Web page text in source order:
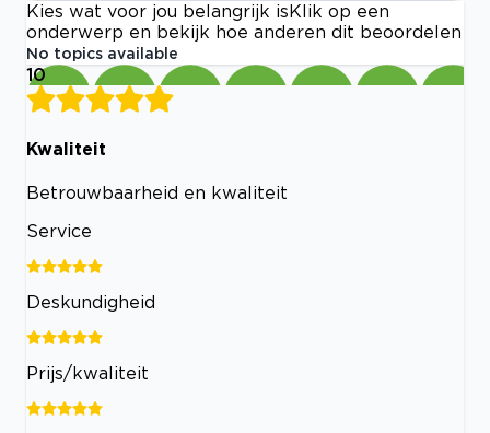
Kies wat voor jou belangrijk is Klik op een
onderwerp en bekijk hoe anderen dit beoordelen
No topics available
10
Kwaliteit
Betrouwbaarheid en kwaliteit
Service
Deskundigheid
Prijs/kwaliteit